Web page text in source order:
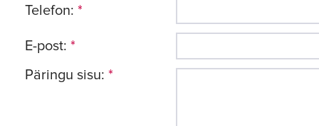
Telefon: *
E-post: *
Päringu sisu: *